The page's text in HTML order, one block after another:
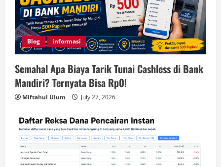
Blog informasi
Semahal Apa Biaya Tarik Tunai Cashless di Bank
Mandiri? Ternyata Bisa Rp0!
Miftahul Ulum July 27, 2026